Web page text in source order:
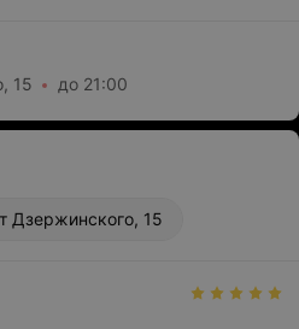
15 до 21:00
Дзержинского, 15